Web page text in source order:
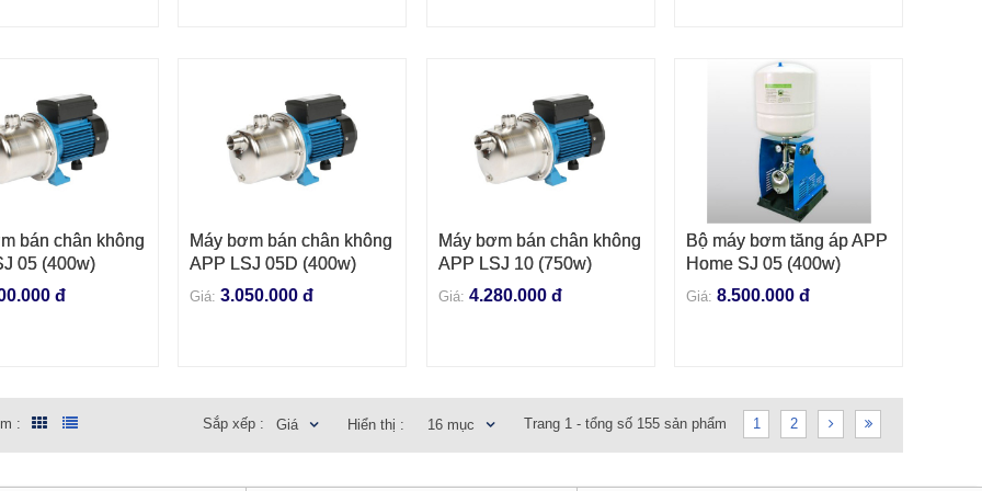
GIỎ HÀNG
bán chân không
05 (400w)
đ
THÊM VÀO GIỎ HÀNG
Máy bơm bán chân không
APP LSJ 05D (400w)
Giá: 3.050.000 đ
THÊM VÀO GIỎ HÀNG
Máy bơm bán chân không
APP LSJ 10 (750w)
Giá: 4.280.000 đ
THÊM VÀO GIỎ HÀNG
Bộ máy bơm tăng áp APP
Home SJ 05 (400w)
Giá: 8.500.000 đ
: Trang 1 - tổng số 155 sản phẩm 1 2
Hiển thị : 16 mục
Sắp xếp : Giá